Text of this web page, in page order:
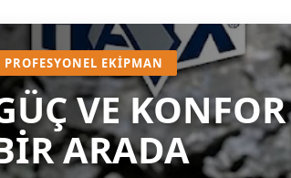
PROFESYONEL EKIPMAN
VE KONFOR
ARADA